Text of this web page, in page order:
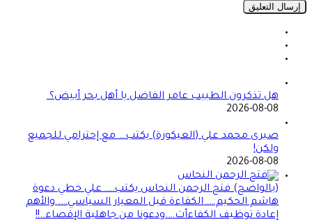
هل تذكرون الطبيب عامر الفاضل يا أهل بحر أبيض؟
2026-08-08
صبرى محمد علي (العيكورة) يكتب… مع إحترامي للجميع
ولكن!
2026-08-08
(بالواضح) فتح الرحمن النحاس يكتب…. علي خطي دعوة
هاشم الحكيم…. الكفاءة قبل المعيار السياسي…. والأهم
إعادة توظيف الكفاءأت….ودعونا من جاهلية الإقصاء..!!